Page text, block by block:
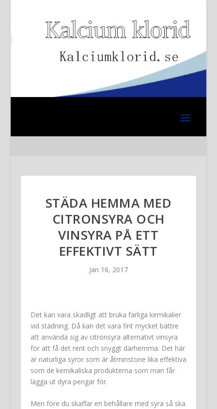
STÄDA HEMMA MED
CITRONSYRA OCH
VINSYRA PÅ ETT
EFFEKTIVT SÄTT
Jan 16, 2017
Det kan vara skadligt att bruka farliga kemikalier
vid städning. Då kan det vara fint mycket bättre
att använda sig av citronsyra alternativt vinsyra
för att få det rent och snyggt därhemma. Det här
är naturliga syror som är åtminstone lika effektiva
som de kemikaliska produkterna som man får
lägga ut dyra pengar för.
Men före du skaffar en behållare med syra så ska